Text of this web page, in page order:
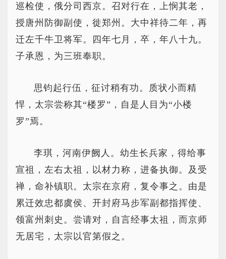
巡检使，俄分司西京。召对行在，上悯其老，
授唐州防御副使，徙郑州。大中祥待二年，再
迁左千牛卫将军。四年七月，卒，年八十九。
子承恩，为三班奉职。
思钧起行伍，征讨稍有功。质状小而精
悍，太宗尝称其“楼罗”，自是人目为“小楼
罗”焉。
李琪，河南伊阙人。幼生长兵家，得给事
宣祖，左右太祖，以材力称，进备执御。及受
禅，命补镇职。太宗在京府，复令事之。由是
累迁效忠都虞侯、开封府马步军副都指挥使、
领富州刺史。尝请对，自言经事太祖，而京师
无居宅，太宗以官第假之。